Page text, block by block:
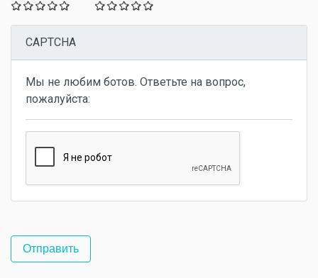
CAPTCHA
Мы не любим ботов. Ответьте на вопрос,
пожалуйста: